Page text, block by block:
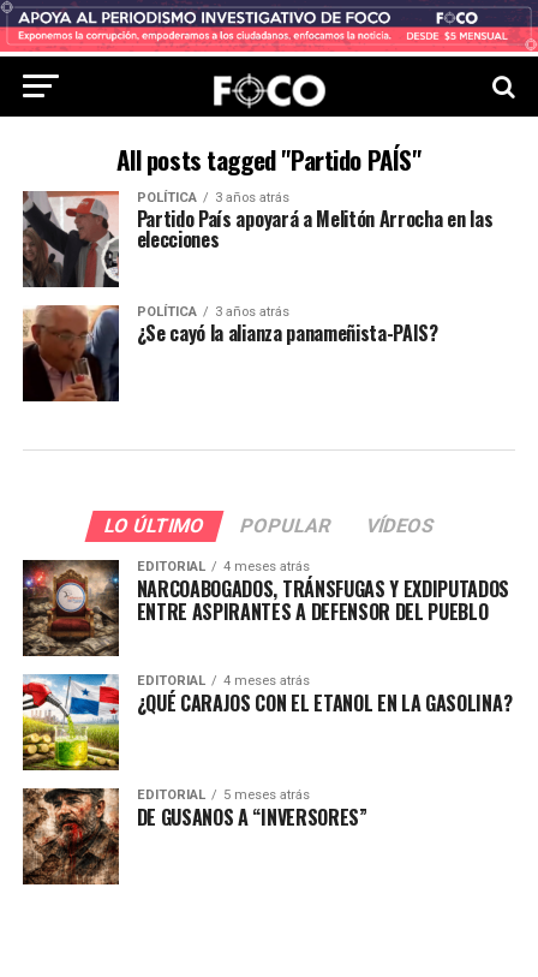
All posts tagged "Partido PAÍS"
POLÍTICA 3 años atrás
Partido País apoyará a Melitón Arrocha en las
elecciones
POLÍTICA 3 años atrás
¿Se cayó la alianza panameñista-PAIS?
LO ÚLTIMO POPULAR VÍDEOS
EDITORIAL 4 meses atrás
NARCOABOGADOS, TRÁNSFUGAS Y EXDIPUTADOS
ENTRE ASPIRANTES A DEFENSOR DEL PUEBLO
EDITORIAL 4 meses atrás
¿QUÉ CARAJOS CON EL ETANOL EN LA GASOLINA?
EDITORIAL 5 meses atrás
DE GUSANOS A “INVERSORES”